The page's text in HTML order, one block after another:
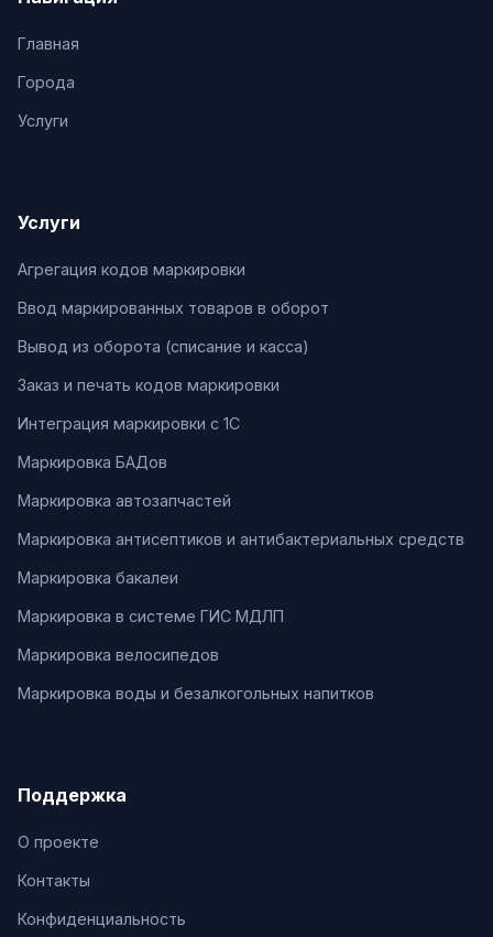
Главная
Города
Услуги
Услуги
Агрегация кодов маркировки
Ввод маркированных товаров в оборот
Вывод из оборота (списание и касса)
Заказ и печать кодов маркировки
Интеграция маркировки с 1С
Маркировка БАДов
Маркировка автозапчастей
Маркировка антисептиков и антибактериальных средств
Маркировка бакалеи
Маркировка в системе ГИС МДЛП
Маркировка велосипедов
Маркировка воды и безалкогольных напитков
Поддержка
О проекте
Контакты
Конфиденциальность